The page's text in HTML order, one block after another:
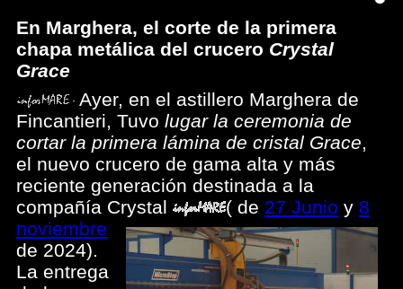
En Marghera, el corte de la primera
chapa metálica del crucero Crystal
Grace
Ayer, en el astillero Marghera de
Fincantieri, Tuvo lugar la ceremonia de
cortar la primera lámina de cristal Grace,
el nuevo crucero de gama alta y más
reciente generación destinada a la
compañía Crystal
( de 27 Junio y 8
noviembre
de 2024).
La entrega